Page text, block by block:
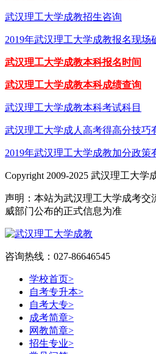
武汉理工大学成教招生咨询
2019年武汉理工大学成教报名现场
武汉理工大学成教本科报名时间
武汉理工大学成教本科成绩查询
武汉理工大学成教本科考试科目
武汉理工大学成人高考得高分技巧
2019年武汉理工大学成教加分政策
Copyright 2009-2025 武汉理工大学
声明：本站为武汉理工大学成考交
威部门公布的正式信息为准
咨询热线：027-86646545
学校首页>
自考专升本>
自考大专>
成考简章>
网教简章>
招生专业>